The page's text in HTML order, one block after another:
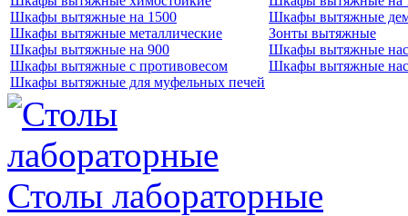
Шкафы вытяжные на 1500
Шкафы вытяжные металлические
Шкафы вытяжные на 900
Шкафы вытяжные с противовесом
Шкафы вытяжные для муфельных печей
Шкафы вытяжные
Зонты вытяжные
Шкафы вытяжные
Шкафы вытяжные
Столы лабораторные